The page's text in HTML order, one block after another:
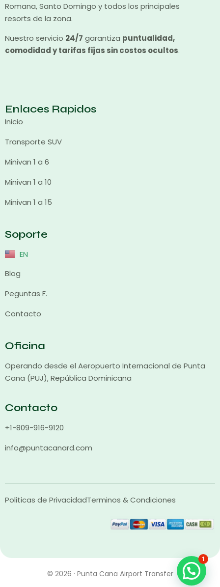
Romana, Santo Domingo y todos los principales
resorts de la zona.
Nuestro servicio 24/7 garantiza puntualidad,
comodidad y tarifas fijas sin costos ocultos.
Enlaces Rapidos
Inicio
Transporte SUV
Minivan 1 a 6
Minivan 1 a 10
Minivan 1 a 15
Soporte
EN
Blog
Peguntas F.
Contacto
Oficina
Operando desde el Aeropuerto Internacional de Punta
Cana (PUJ), República Dominicana
Contacto
+1-809-916-9120
info@puntacanard.com
Politicas de PrivacidadTerminos & Condiciones
© 2026 · Punta Cana Airport Transfer
1